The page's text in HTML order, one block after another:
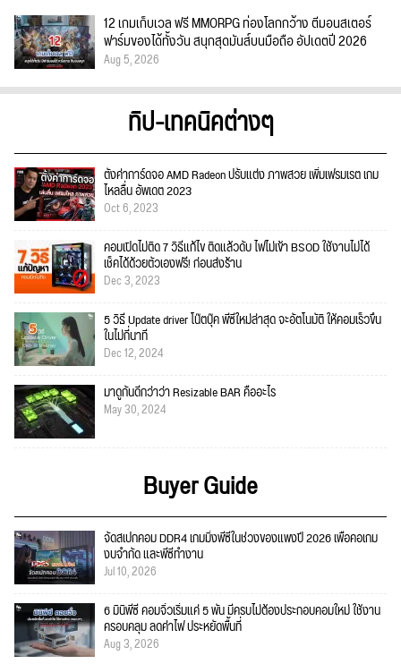
12 เกมเก็บเวล ฟรี MMORPG ท่องโลกกว้าง ตีมอนสเตอร์
ฟาร์มของได้ทั้งวัน สนุกสุดมันส์บนมือถือ อัปเดตปี 2026
Aug 5, 2026
ทิป-เทคนิคต่างๆ
ตั้งค่าการ์ดจอ AMD Radeon ปรับแต่ง ภาพสวย เพิ่มเฟรมเรต เกม
ไหลลื่น อัพเดต 2023
Oct 6, 2023
คอมเปิดไม่ติด 7 วิธีแก้ไข ติดแล้วดับ ไฟไม่เข้า BSOD ใช้งานไม่ได้
เช็คได้ด้วยตัวเองฟรี! ก่อนส่งร้าน
Dec 3, 2023
5 วิธี Update driver โน๊ตบุ๊ค พีซีใหม่ล่าสุด จะอัตโนมัติ ให้คอมเร็วขึ้น
ในไม่กี่นาที
Dec 12, 2024
มาดูกันดีกว่าว่า Resizable BAR คืออะไร
May 30, 2024
Buyer Guide
จัดสเปกคอม DDR4 เกมมิ่งพีซีในช่วงของแพงปี 2026 เพื่อคอเกม
งบจำกัด และพีซีทำงาน
Jul 10, 2026
6 มินิพีซี คอมจิ๋วเริ่มแค่ 5 พัน มีครบไม่ต้องประกอบคอมใหม่ ใช้งาน
ครอบคลุม ลดค่าไฟ ประหยัดพื้นที่
Aug 3, 2026